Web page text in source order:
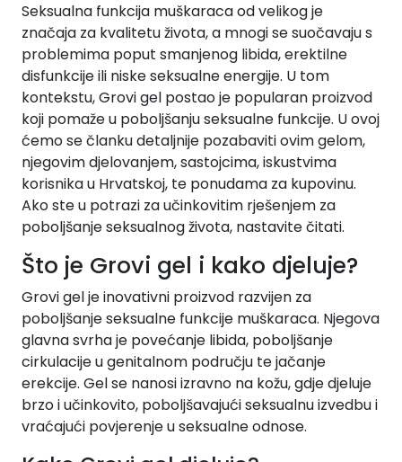
Seksualna funkcija muškaraca od velikog je
značaja za kvalitetu života, a mnogi se suočavaju s
problemima poput smanjenog libida, erektilne
disfunkcije ili niske seksualne energije. U tom
kontekstu, Grovi gel postao je popularan proizvod
koji pomaže u poboljšanju seksualne funkcije. U ovoj
ćemo se članku detaljnije pozabaviti ovim gelom,
njegovim djelovanjem, sastojcima, iskustvima
korisnika u Hrvatskoj, te ponudama za kupovinu.
Ako ste u potrazi za učinkovitim rješenjem za
poboljšanje seksualnog života, nastavite čitati.
Što je Grovi gel i kako djeluje?
Grovi gel je inovativni proizvod razvijen za
poboljšanje seksualne funkcije muškaraca. Njegova
glavna svrha je povećanje libida, poboljšanje
cirkulacije u genitalnom području te jačanje
erekcije. Gel se nanosi izravno na kožu, gdje djeluje
brzo i učinkovito, poboljšavajući seksualnu izvedbu i
vraćajući povjerenje u seksualne odnose.